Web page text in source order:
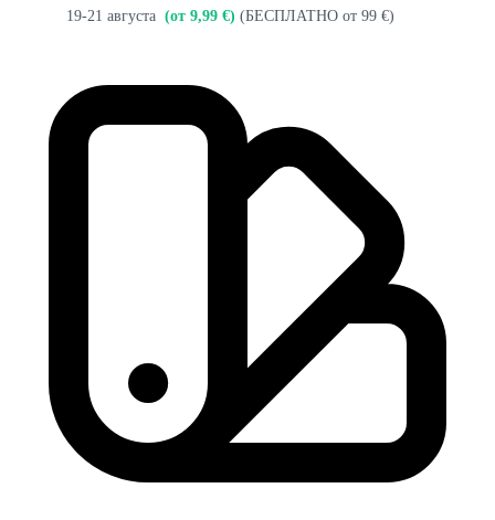
19-21 августа (от 9,99 €) (БЕСПЛАТНО от 99 €)